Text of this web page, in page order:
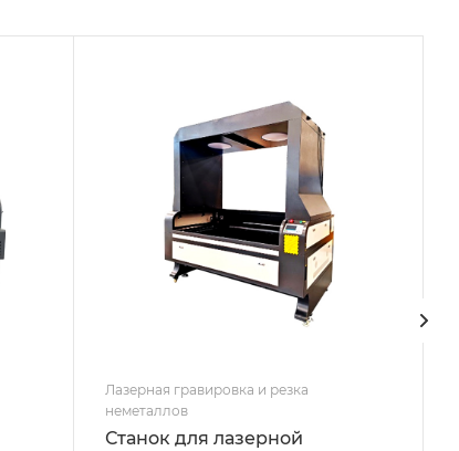
Лазерная гравировка и резка
неметаллов
Станок для лазерной